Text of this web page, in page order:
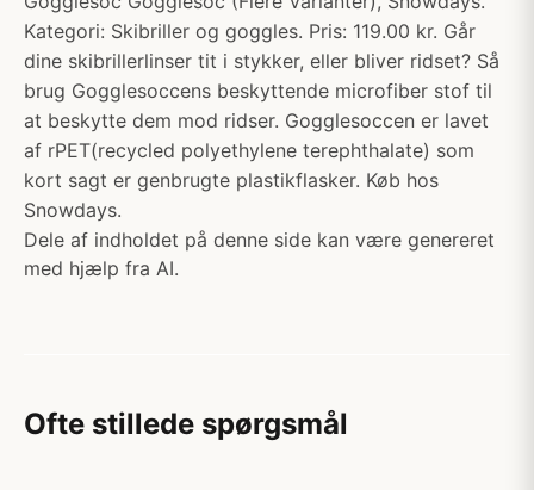
Kategori: Skibriller og goggles. Pris: 119.00 kr. Går
dine skibrillerlinser tit i stykker, eller bliver ridset? Så
brug Gogglesoccens beskyttende microfiber stof til
at beskytte dem mod ridser. Gogglesoccen er lavet
af rPET(recycled polyethylene terephthalate) som
kort sagt er genbrugte plastikflasker. Køb hos
Snowdays.
Dele af indholdet på denne side kan være genereret
med hjælp fra AI.
Ofte stillede spørgsmål